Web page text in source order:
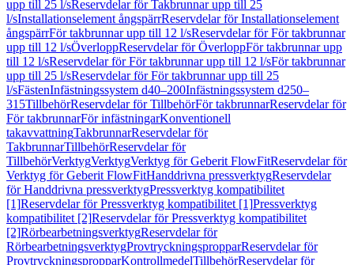
upp till 25 l/sReservdelar för Takbrunnar upp till 25
l/sInstallationselement ångspärrReservdelar för Installationselement
ångspärrFör takbrunnar upp till 12 l/sReservdelar för För takbrunnar
upp till 12 l/sÖverloppReservdelar för ÖverloppFör takbrunnar upp
till 12 l/sReservdelar för För takbrunnar upp till 12 l/sFör takbrunnar
upp till 25 l/sReservdelar för För takbrunnar upp till 25
l/sFästenInfästningssystem d40–200Infästningssystem d250–
315TillbehörReservdelar för TillbehörFör takbrunnarReservdelar för
För takbrunnarFör infästningarKonventionell
takavvattningTakbrunnarReservdelar för
TakbrunnarTillbehörReservdelar för
TillbehörVerktygVerktygVerktyg för Geberit FlowFitReservdelar för
Verktyg för Geberit FlowFitHanddrivna pressverktygReservdelar
för Handdrivna pressverktygPressverktyg kompatibilitet
[1]Reservdelar för Pressverktyg kompatibilitet [1]Pressverktyg
kompatibilitet [2]Reservdelar för Pressverktyg kompatibilitet
[2]RörbearbetningsverktygReservdelar för
RörbearbetningsverktygProvtryckningspropparReservdelar för
ProvtryckningspropparKontrollmedelTillbehörReservdelar för